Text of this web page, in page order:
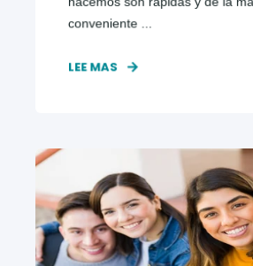
conveniente ...
LEE MAS